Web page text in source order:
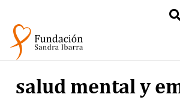
salud mental y